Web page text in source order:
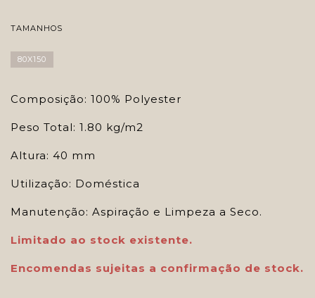
TAMANHOS
80X150
Composição: 100% Polyester
Peso Total: 1.80 kg/m2
Altura: 40 mm
Utilização: Doméstica
Manutenção: Aspiração e Limpeza a Seco.
Limitado ao stock existente.
Encomendas sujeitas a confirmação de stock.